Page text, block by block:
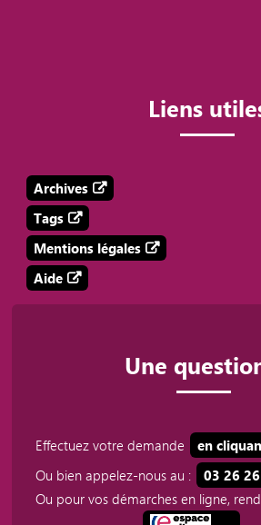
Liens
Archives
Tags
Mentions légales
Aide
Une
Effectuez votre demande
en
Ou bien appelez-nous au :
03 26
Ou pour vos démarches en ligne,